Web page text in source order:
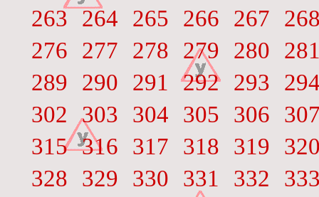
263
264 265 266 267
276
277 278 279 280
289
290 291 292 293
302
303 304 305 306
315 316 317 318 319
328
329 330 331 332